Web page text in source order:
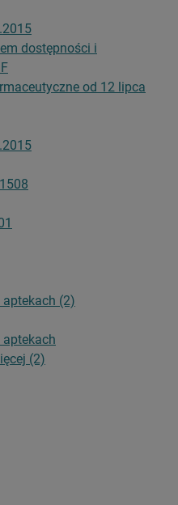
dostępności i
od 12 lipca
(2)
(2)